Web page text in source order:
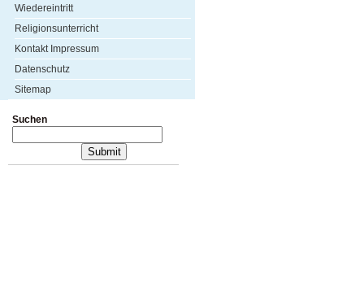
Wiedereintritt
Religionsunterricht
Kontakt Impressum
Datenschutz
Sitemap
Suchen